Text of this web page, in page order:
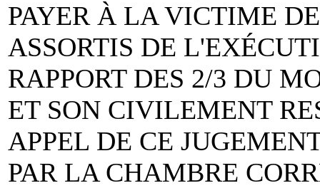
PAYER À LA VICTIME
ASSORTIS DE
RAPPORT DES 2/3 DU
ET SON CIVILEMENT
APPEL DE CE
PAR LA CHAMBRE